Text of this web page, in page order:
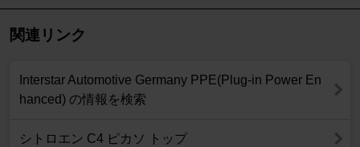
関連リンク
Interstar Automotive Germany PPE(Plug-in Power En
hanced) の情報を検索
シトロエン C4 ピカソ トップ